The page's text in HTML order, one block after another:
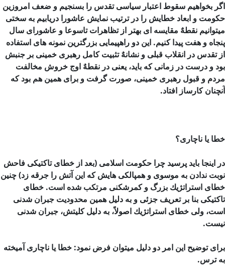
اگر بخواهیم سقوط اعتبار سیاسی تقدس را بسنجیم و ضعف امروزین
حکومت و ابعاد خطایش را در ترتیب نمایش عاشورا دریابیم به سختی
میتوانیم نقطهٌ مقایسه ای بهتر از تظاهرات تاسوعا و عاشورای سال
پنجاه و هفت پیدا کنیم. این دو راهپیمایی بزرگترین نمونه های استفاده
از تقدس در انقلاب قبلی و نشانهٌ تثبیت کامل رهبری خمینی بر جنبش
بود و درست در زمانی که باید، یعنی در نقطهٌ اوج خروش مخالفت
مردم و قبول رهبری خمینی، صورت گرفت و برای همین هم بود که
آنچنان کارساز افتاد.
خطا یا ناچاری؟
در اینجا باید پرسید چرا حكومت اسلامی (بعد از خطای تاكتیكی فاحش
نوبت ندادن به موسوی و همپالكی هایش كه این آتش را جرقه زد) چنین
خطای استراتژیك بزرگ و کمرشکنی مرتكب شده است. خطای
تاكتیكی بنا بر تعریف جزئی و به دلیل همین محدودیت جبران شدنی
است، ولی خطای استراتژیك اصولاً، به دلیل كلیتش، جبران شدنی
نیست.
برای توضیح این امر دو دلیل میتوان فرض نمود: خطا یا ناچاری آمیخته
به ترس.